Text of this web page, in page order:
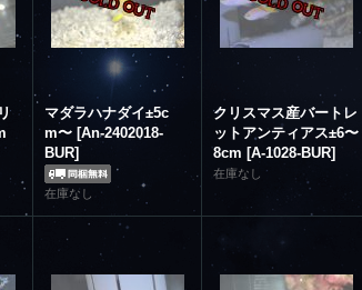
マダラハナダイ±5c
m〜 [An-2402018-
BUR]
在庫なし
クリスマス産バートレ
ットアンティアス±6〜
8cm [A-1028-BUR]
在庫なし